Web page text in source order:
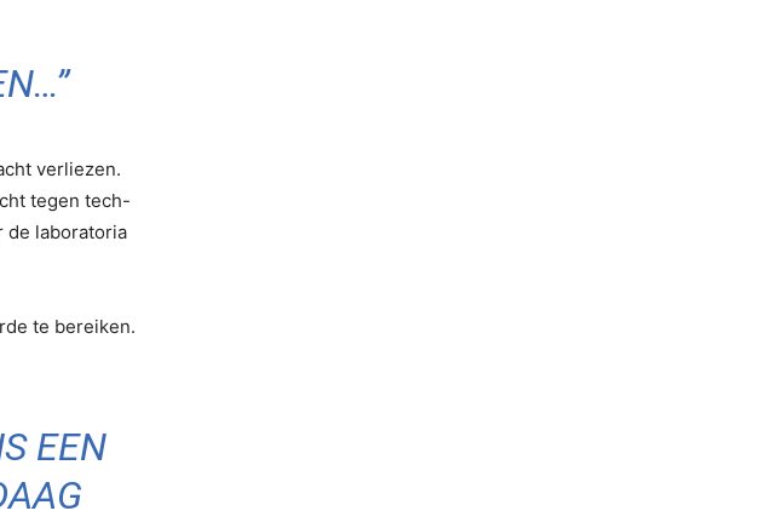
verliezen.
tegen tech-
de laboratoria
te bereiken.
EEN